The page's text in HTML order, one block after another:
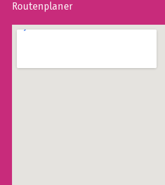
Routenplaner